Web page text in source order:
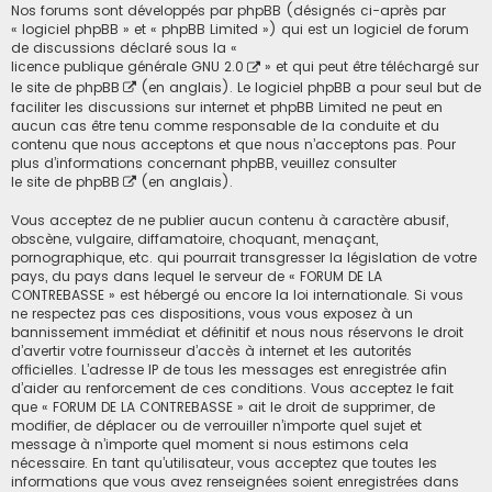
Nos forums sont développés par phpBB (désignés ci-après par
« logiciel phpBB » et « phpBB Limited ») qui est un logiciel de forum
de discussions déclaré sous la «
licence publique générale GNU 2.0
» et qui peut être téléchargé sur
le site de phpBB
(en anglais). Le logiciel phpBB a pour seul but de
faciliter les discussions sur internet et phpBB Limited ne peut en
aucun cas être tenu comme responsable de la conduite et du
contenu que nous acceptons et que nous n’acceptons pas. Pour
plus d’informations concernant phpBB, veuillez consulter
le site de phpBB
(en anglais).
Vous acceptez de ne publier aucun contenu à caractère abusif,
obscène, vulgaire, diffamatoire, choquant, menaçant,
pornographique, etc. qui pourrait transgresser la législation de votre
pays, du pays dans lequel le serveur de « FORUM DE LA
CONTREBASSE » est hébergé ou encore la loi internationale. Si vous
ne respectez pas ces dispositions, vous vous exposez à un
bannissement immédiat et définitif et nous nous réservons le droit
d’avertir votre fournisseur d’accès à internet et les autorités
officielles. L’adresse IP de tous les messages est enregistrée afin
d’aider au renforcement de ces conditions. Vous acceptez le fait
que « FORUM DE LA CONTREBASSE » ait le droit de supprimer, de
modifier, de déplacer ou de verrouiller n’importe quel sujet et
message à n’importe quel moment si nous estimons cela
nécessaire. En tant qu’utilisateur, vous acceptez que toutes les
informations que vous avez renseignées soient enregistrées dans